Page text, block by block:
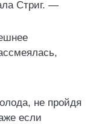
Стриг. —
не пройдя
если